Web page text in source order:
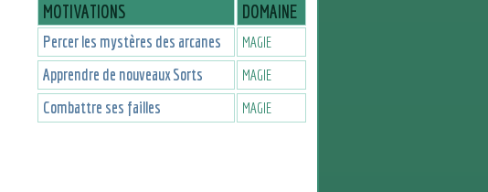
MOTIVATIONS DOMAINE
Percer les mystères des arcanes MAGIE
Apprendre de nouveaux Sorts MAGIE
Combattre ses failles MAGIE